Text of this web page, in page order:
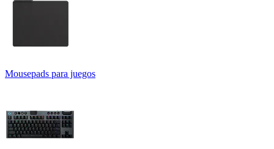
Mousepads para juegos